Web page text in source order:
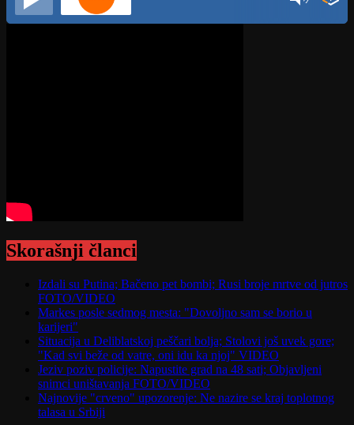
Skorašnji članci
Izdali su Putina; Bačeno pet bombi; Rusi broje mrtve od jutros
FOTO/VIDEO
Markes posle sedmog mesta: "Dovoljno sam se borio u
karijeri"
Situacija u Deliblatskoj peščari bolja; Stolovi još uvek gore;
"Kad svi beže od vatre, oni idu ka njoj" VIDEO
Jeziv poziv policije: Napustite grad na 48 sati; Objavljeni
snimci uništavanja FOTO/VIDEO
Najnovije "crveno" upozorenje: Ne nazire se kraj toplotnog
talasa u Srbiji